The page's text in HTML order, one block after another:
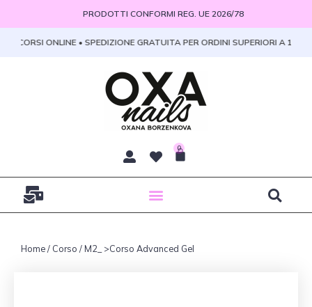
contenuto
PRODOTTI CONFORMI REG. UE 2026/78
CORSI ONLINE • SPEDIZIONE GRATUITA PER ORDINI SUPERIORI A 100 €
0
Home/ Corso / M2_ >Corso Advanced Gel